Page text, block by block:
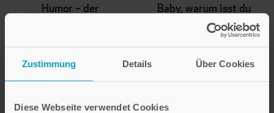
Zustimmung Details Über Cookies
Diese Webseite verwendet Cookies
Humor – der
16,00 €
Baby, warum isst du
nicht?
22,00 €
IN DEN WARENKORB